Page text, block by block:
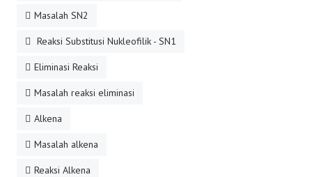
Masalah SN2
Reaksi Substitusi Nukleofilik - SN1
Eliminasi Reaksi
Masalah reaksi eliminasi
Alkena
Masalah alkena
Reaksi Alkena